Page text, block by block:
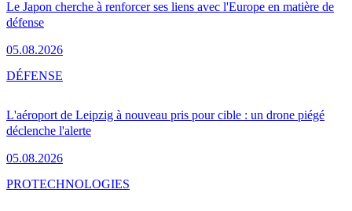
Le Japon cherche à renforcer ses liens avec l'Europe en matière de
défense
05.08.2026
L'aéroport de Leipzig à nouveau pris pour cible : un drone piégé
déclenche l'alerte
05.08.2026
DÉFENSE
PROTECHNOLOGIES